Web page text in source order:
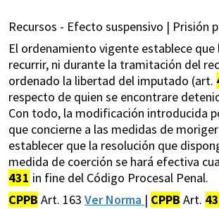
Recursos - Efecto suspensivo | Prisión
El ordenamiento vigente establece
recurrir, ni durante la tramitación del
ordenado la libertad del imputado (art.
respecto de quien se encontrare
Con todo, la modificación introducida
que concierne a las medidas de
establecer que la resolución que
medida de coerción se hará efectiva
431 in fine del Código Procesal Penal.
CPPB Art. 163 Ver Norma | CPPB Art.